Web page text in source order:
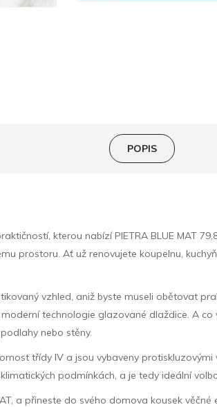
POPIS
kterou nabízí PIETRA BLUE MAT
prostoru. Ať už renovujete koupelnu,
vzhled, aniž byste museli obětovat
technologie glazované dlaždice. A
nebo stěny.
třídy IV a jsou vybaveny
podmínkách, a je tedy ideální
a přineste do svého domova kousek věčné